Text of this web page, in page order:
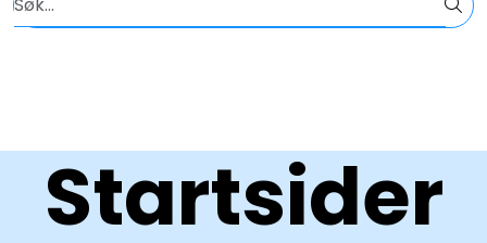
Skip to main content
Startsider
Om Gurusoft Report
Drikkevann